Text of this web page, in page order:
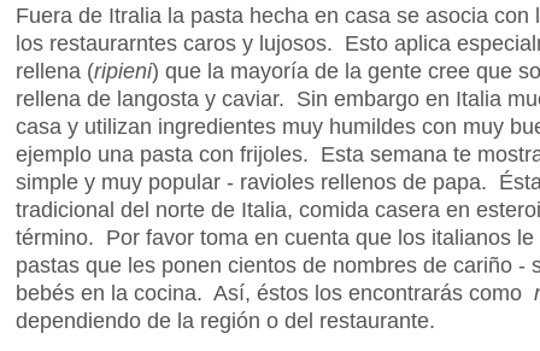
Fuera de Itralia la pasta hecha en casa se asocia
los restaurarntes caros y lujosos. Esto aplica
rellena (ripieni) que la mayoría de la gente cree que
rellena de langosta y caviar. Sin embargo en Italia
casa y utilizan ingredientes muy humildes con muy
ejemplo una pasta con frijoles. Esta semana te
simple y muy popular - ravioles rellenos de papa.
tradicional del norte de Italia, comida casera en
término. Por favor toma en cuenta que los italianos
pastas que les ponen cientos de nombres de cariño -
bebés en la cocina. Así, éstos los encontrarás como
dependiendo de la región o del restaurante.